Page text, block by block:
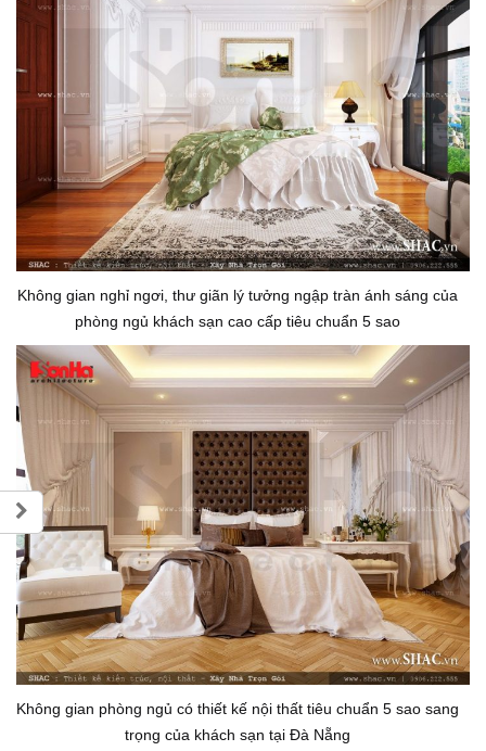
Không gian nghỉ ngơi, thư giãn lý tưởng ngập tràn ánh sáng của
phòng ngủ khách sạn cao cấp tiêu chuẩn 5 sao
Không gian phòng ngủ có thiết kế nội thất tiêu chuẩn 5 sao sang
trọng của khách sạn tại Đà Nẵng